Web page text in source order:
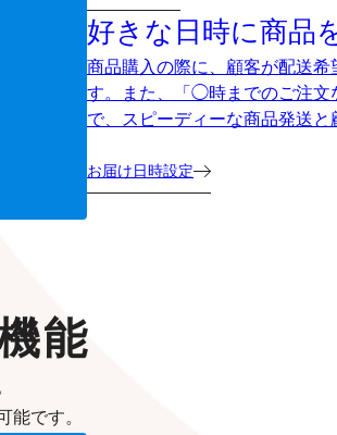
好きな日時に商品
商品購入の際に、顧客が配送
す。また、「◯時までのご注文
で、スピーディーな商品発送と
お届け日時設定
能
能です。